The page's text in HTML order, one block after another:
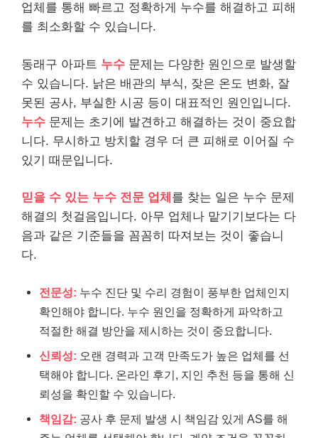
업체를 통해 빠르고 정확하게 누수를 해결하고 피해
를 최소화할 수 있습니다.
동래구 아파트 누수 문제는 다양한 원인으로 발생할
수 있습니다. 낡은 배관의 부식, 잦은 온도 변화, 잘
못된 공사, 부실한 시공 등이 대표적인 원인입니다.
누수 문제는 초기에 발견하고 해결하는 것이 중요합
니다. 무시하고 방치할 경우 더 큰 피해로 이어질 수
있기 때문입니다.
믿을 수 있는 누수 전문 업체 를 찾는 일은 누수 문제
해결의 첫걸음입니다. 아무 업체나 맡기기보다는 다
음과 같은 기준들을 꼼꼼히 따져보는 것이 좋습니
다.
전문성: 누수 진단 및 수리 경험이 풍부한 업체인지
확인해야 합니다. 누수 원인을 정확하게 파악하고
적절한 해결 방안을 제시하는 것이 중요합니다.
신뢰성: 오랜 경력과 고객 만족도가 높은 업체를 선
택해야 합니다. 온라인 후기, 지인 추천 등을 통해 신
뢰성을 확인할 수 있습니다.
책임감: 공사 후 문제 발생 시 책임감 있게 AS를 해